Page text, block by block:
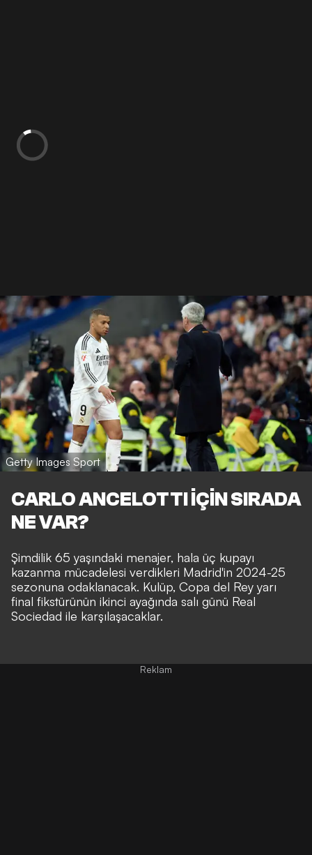
Getty Images Sport
CARLO ANCELOTTI İÇİN SIRADA
NE VAR?
Şimdilik 65 yaşındaki menajer, hala üç kupayı
kazanma mücadelesi verdikleri Madrid'in 2024-25
sezonuna odaklanacak. Kulüp, Copa del Rey yarı
final fikstürünün ikinci ayağında salı günü Real
Sociedad ile karşılaşacaklar.